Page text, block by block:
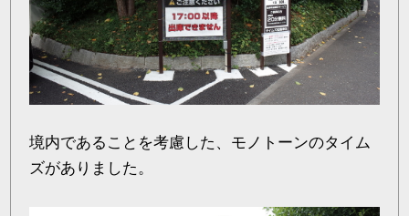
境内であることを考慮した、モノトーンのタイム
ズがありました。